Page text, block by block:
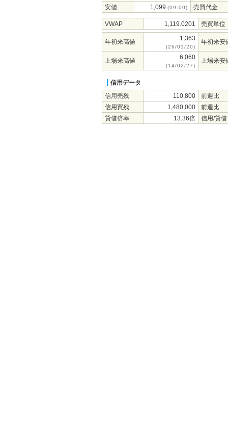
安値
1,099 (09:00) 売買代金
VWAP 1,119.0201 売買単位
年初来高値 1,363
(26/01/20)
年初来安
上場来高値 6,060
(14/02/27)
上場来安
信用データ
信用売残
110,800
前週比
信用買残
1,480,000
前週比
貸借倍率
13.36倍 信用/貸借